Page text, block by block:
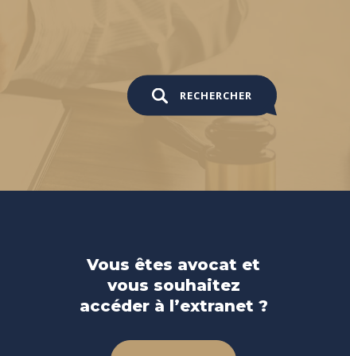
RECHERCHER
Vous êtes avocat et
vous souhaitez
accéder à l’extranet ?